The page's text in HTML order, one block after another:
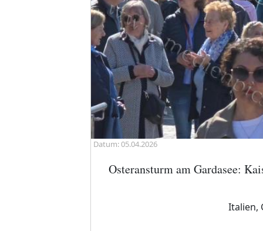
Datum: 05.04.2026
Osteransturm am Gardasee:
Italien,